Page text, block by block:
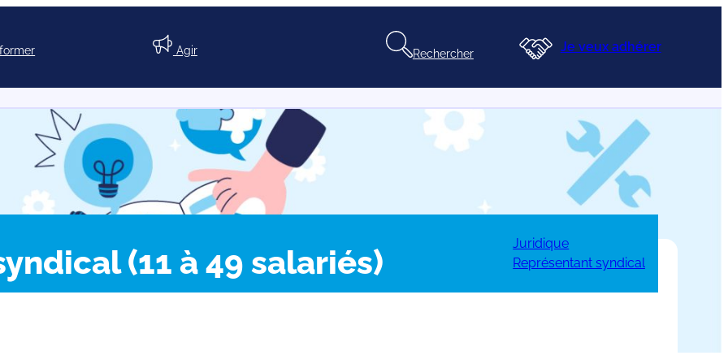
Agir Rechercher Je veux adhérer
(11 à 49 salariés)
Juridique
Représentant syndical